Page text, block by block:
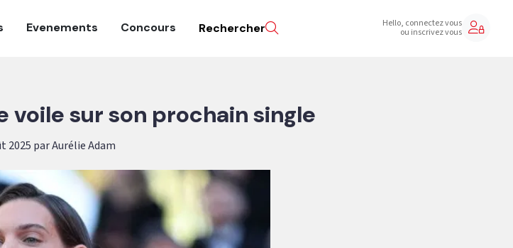
Evenements Concours Rechercher Hello, connectez vous
ou inscrivez vous
voile sur son prochain single
2025 par Aurélie Adam